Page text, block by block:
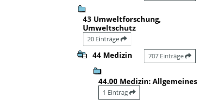
43 Umweltforschung,
Umweltschutz
20 Einträge
44 Medizin 707 Einträge
44.00 Medizin: Allgemeines
1 Eintrag